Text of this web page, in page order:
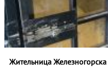
Жительница